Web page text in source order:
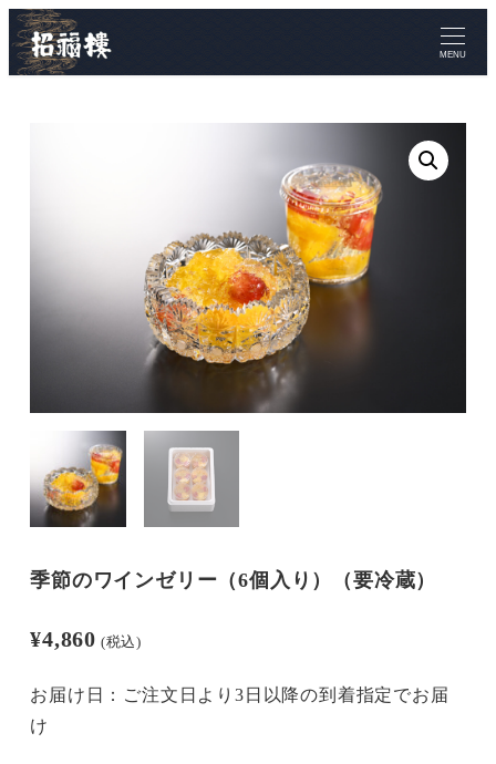
メ
イ
MENU
季節のワインゼリー（6個入り）（要冷蔵）
¥4,860 (税込)
お届け日：ご注文日より3日以降の到着指定でお届
け